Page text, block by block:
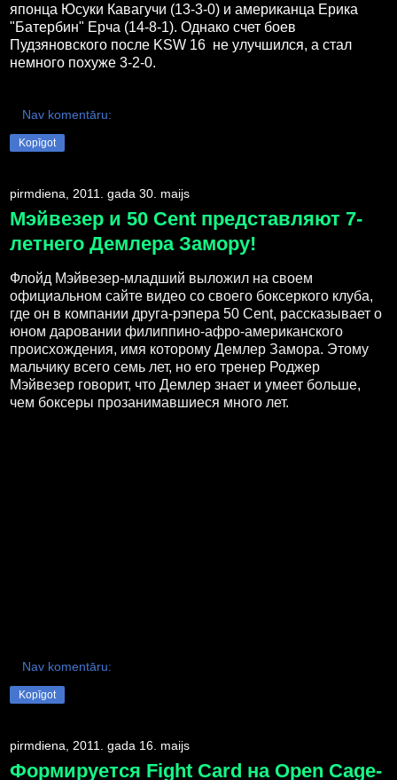
японца Юсуки Кавагучи (13-3-0) и американца Ерика
"Батербин" Ерча (14-8-1). Однако счет боев
Пудзяновского после KSW 16 не улучшился, а стал
немного похуже 3-2-0.
Nav komentāru:
Kopīgot
pirmdiena, 2011. gada 30. maijs
Мэйвезер и 50 Cent представляют 7-
летнего Демлера Замору!
Флойд Мэйвезер-младший выложил на своем
официальном сайте видео со своего боксеркого клуба,
где он в компании друга-рэпера 50 Cent, рассказывает о
юном даровании филиппино-афро-американского
происхождения, имя которому Демлер Замора. Этому
мальчику всего семь лет, но его тренер Роджер
Мэйвезер говорит, что Демлер знает и умеет больше,
чем боксеры прозанимавшиеся много лет.
Nav komentāru:
Kopīgot
pirmdiena, 2011. gada 16. maijs
Формируется Fight Card на Open Cage-